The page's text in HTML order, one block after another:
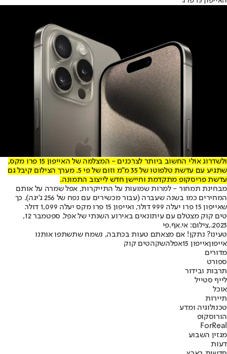
ולשדרוג אולי החשוב ביותר לצרכנים - המצלמה של האייפון 15 פרו מקס,
שתגיע עם עדשת טלפוטו של 35 מ"מ וזום של פי 5. מערך הצילום קיבל גם
עדשת פריסקופ מתקדמת וחיישן חדש לייצוב התמונה.
מבחינת תמחור - למרות שמועות על התייקרות, אפל שמרה על אותם
המחירים כמו בשנה שעברה (עבור מכשירים עם נפח של 256 ג'יגה). כך
שאייפון 15 פרו יעלה 999 דולר, ואייפון 15 פרו מקס יעלה 1,099 דולר.
טים קוק מצטלם עם עיתונאים באירוע השנתי של אפל, ספטמבר 12,
2023.,צילום: אי.אף.פי
טעינו? נתקן! אם מצאתם טעות בכתבה, נשמח שתשתפו אותנו
אייפוןאייפון 15 אפלהשקהטים קוק
מדורים
ספורט
תרבות ובידור
לייף סטייל
אוכל
תיירות
טכנולוגיה ומדע
הורוסקופ
ForReal
מגזין השבוע
דעות